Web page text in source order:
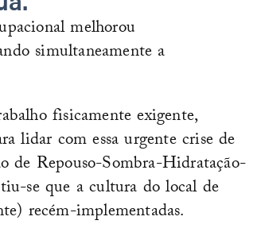
melhorou
simultaneamente a
fisicamente exigente,
lidar com essa urgente crise de
de Repouso-Sombra-Hidratação-
se que a cultura do local de
recém-implementadas.